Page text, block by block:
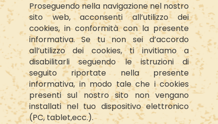
Proseguendo nella navigazione nel nostro
sito web, acconsenti all’utilizzo dei
cookies, in conformità con la presente
informativa. Se tu non sei d’accordo
all’utilizzo dei cookies, ti invitiamo a
disabilitarli seguendo le istruzioni di
seguito riportate nella presente
informativa, in modo tale che i cookies
presenti sul nostro sito non vengano
installati nel tuo dispositivo elettronico
(PC, tablet,ecc.).